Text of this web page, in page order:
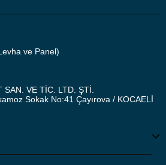
ve Panel)
SAN. VE TİC. LTD. ŞTİ.
Sokak No:41 Çayırova / KOCAELİ